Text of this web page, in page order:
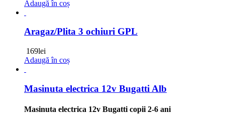
Adaugă în coș
Aragaz/Plita 3 ochiuri GPL
169lei
Adaugă în coș
Masinuta electrica 12v Bugatti Alb
Masinuta electrica 12v Bugatti copii 2-6 ani